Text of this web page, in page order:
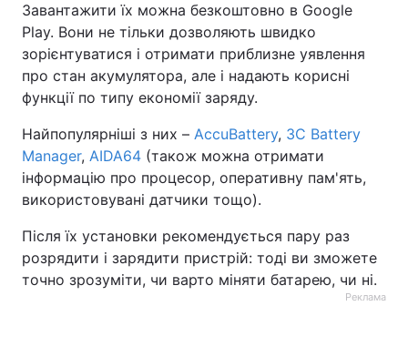
Завантажити їх можна безкоштовно в Google
Play. Вони не тільки дозволяють швидко
зорієнтуватися і отримати приблизне уявлення
про стан акумулятора, але і надають корисні
функції по типу економії заряду.
Найпопулярніші з них – Accu​Battery, 3C Battery
Manager, AIDA64 (також можна отримати
інформацію про процесор, оперативну пам'ять,
використовувані датчики тощо).
Після їх установки рекомендується пару раз
розрядити і зарядити пристрій: тоді ви зможете
точно зрозуміти, чи варто міняти батарею, чи ні.
Реклама